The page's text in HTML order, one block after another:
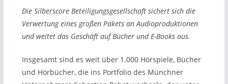
Die Silberscore Beteiligungsgesellschaft sichert sich die
Verwertung eines großen Pakets an Audioproduktionen
und weitet das Geschäft auf Bücher und E-Books aus.
Insgesamt sind es weit über 1.000 Hörspiele, Bücher
und Hörbücher, die ins Portfolio des Münchner